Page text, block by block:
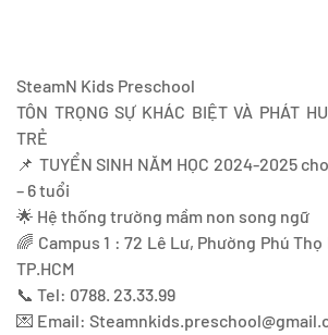
SteamN Kids Preschool
TÔN TRỌNG SỰ KHÁC BIỆT VÀ PHÁT
TRẺ
📌 TUYỂN SINH NĂM HỌC 2024-2025
– 6 tuổi
🌟 Hệ thống trường mầm non song ngữ
🌈 Campus 1 : 72 Lê Lư, Phường Phú Thọ
TP.HCM
📞 Tel: 0788. 23.33.99
💌 Email: